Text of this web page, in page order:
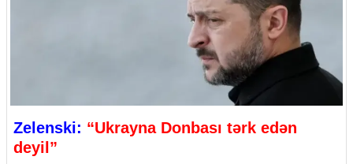
Zelenski: “Ukrayna Donbası tərk edən
deyil”